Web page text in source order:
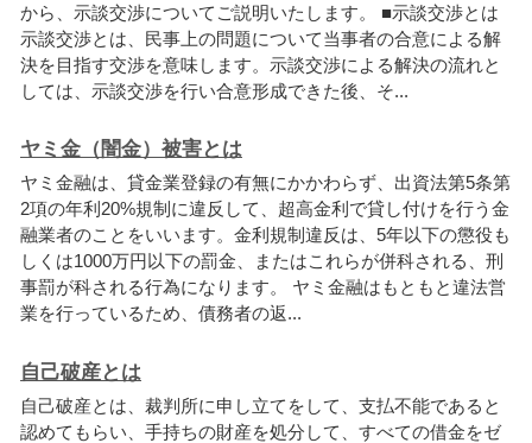
から 示談交渉について ご説明いた し ます。 ■示談交渉と は
示談交渉と は 民事 上の問題について当事者の合意に よ る解
決を目指す交渉を意味し ます。 示談交渉に よ る解決の流れと
しては 示談交渉を行い合意形成でき た後 そ...
ヤミ金（闇金）被害とは
ヤ ミ 金融は、 貸金業登録の有無にかかわらず、 出資法第5条第
2項の年利 20%規制 に違反 して 、 超高金利 で貸し付けを行う 金
融業者のこ と をいい ます。 金利 規制 違反 は、 5年以下の懲役も
し く は1000万円 以下の罰金、 ま たはこれらが併科される 、 刑
事罰が科される行為にな り ます。 ヤ ミ 金融は も と も と違法営
業を行っているため、 債務者の返...
自己破産とは
自己破産と は 裁判 所に申 し立て を して 支払不能である と
認めて も らい 手持ちの財産を処分 して すべての借金をゼ